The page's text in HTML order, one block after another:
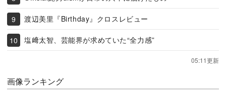
渡辺美里『Birthday』クロスレビュー
塩﨑太智、芸能界が求めていた“全力感”
05:11更新
画像ランキング